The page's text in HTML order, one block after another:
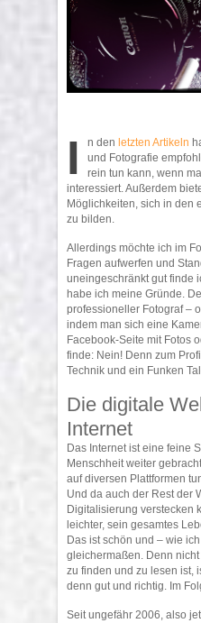
I n den letzten Artikeln
und Fotografie
rein tun kann, wenn
interessiert. Außerdem
Möglichkeiten, sich in den
zu bilden.
Allerdings möchte ich im
Fragen aufwerfen und
uneingeschränkt gut finde
habe ich meine Gründe.
professioneller Fotograf –
indem man sich eine
Facebook-Seite mit Fotos
finde: Nein! Denn zum
Technik und ein Funken
Die digitale
Internet
Das Internet ist eine feine
Menschheit weiter
auf diversen Plattformen
Und da auch der Rest der
Digitalisierung verstecken
leichter, sein gesamtes
Das ist schön und – wie
gleichermaßen. Denn
zu finden und zu lesen ist,
denn gut und richtig. Im
Seit ungefähr 2006, also